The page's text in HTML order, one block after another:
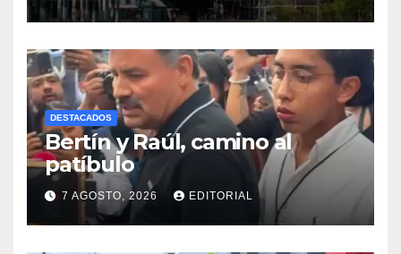
DESTACADOS
Bertín y Raúl, camino al
patíbulo
7 AGOSTO, 2026 EDITORIAL